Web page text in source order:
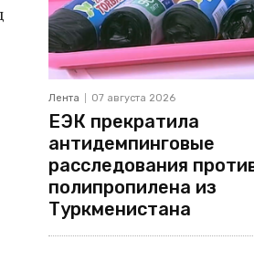
Лента 07 августа 2026
ЕЭК прекратила
антидемпинговые
расследования
полипропилена из
Туркменистана